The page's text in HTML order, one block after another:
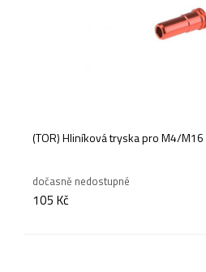
(TOR) Hliníková tryska pro M4/M16
dočasně nedostupné
105 Kč